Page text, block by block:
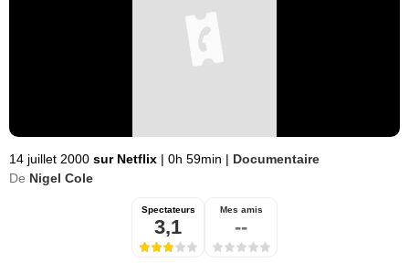
14 juillet 2000 sur Netflix | 0h 59min | Documentaire
De Nigel Cole
Spectateurs
3,1
Mes amis
--